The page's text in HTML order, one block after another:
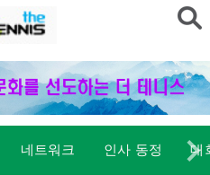
네트워크 인사 동정 대